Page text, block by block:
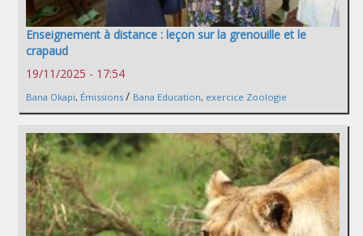
Enseignement à distance : leçon sur la grenouille et le
crapaud
19/11/2025 - 17:54
Bana Okapi, Émissions / Bana Education, exercice Zoologie